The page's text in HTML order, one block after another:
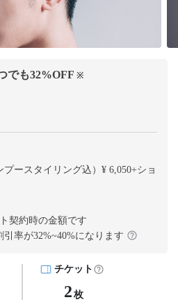
でも32%OFF ※
ースタイリング込）¥ 6,050+ショ
契約時の金額です
引率が32%~40%になります
チケット
2 枚